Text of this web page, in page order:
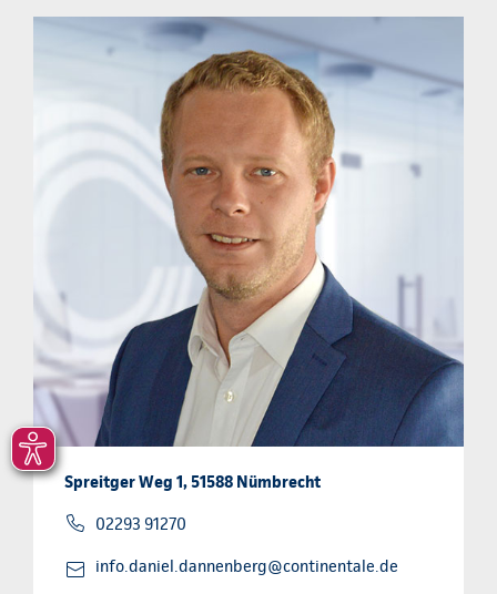
Spreitger Weg 1, 51588 Nümbrecht
02293 91270
info.daniel.dannenberg@continentale.de